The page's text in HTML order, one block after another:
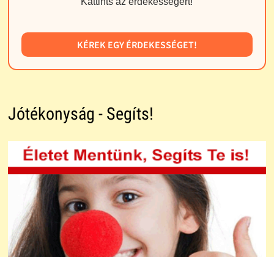
KÉREK EGY ÉRDEKESSÉGET!
Jótékonyság - Segíts!